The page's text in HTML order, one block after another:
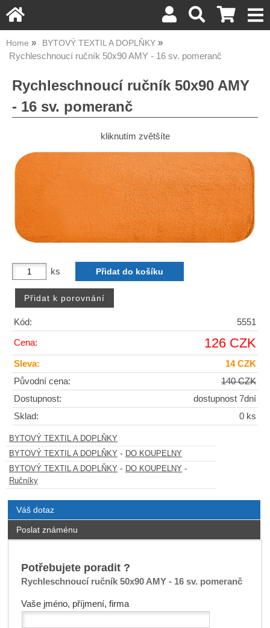
Home BYTOVÝ TEXTIL A DOPLŇKY
Rychleschnoucí ručník 50x90 AMY - 16 sv. pomeranč
Rychleschnoucí ručník 50x90 AMY
- 16 sv. pomeranč
kliknutím zvětšíte
ks
Kód: 5551
Cena: 126 CZK
Sleva:
14 CZK
Původní cena:
140 CZK
Dostupnost:
dostupnost 7dní
Sklad:
0 ks
BYTOVÝ TEXTIL A DOPLŇKY
BYTOVÝ TEXTIL A DOPLŇKY - DO KOUPELNY
BYTOVÝ TEXTIL A DOPLŇKY - DO KOUPELNY -
Ručníky
Váš dotaz
Poslat známénu
Potřebujete poradit ?
Rychleschnoucí ručník 50x90 AMY - 16 sv. pomeranč
Vaše jméno, příjmení, firma